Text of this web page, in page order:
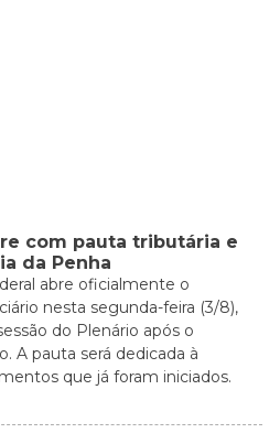
com pauta tributária e
da Penha
abre oficialmente o
nesta segunda-feira (3/8),
do Plenário após o
A pauta será dedicada à
que já foram iniciados.